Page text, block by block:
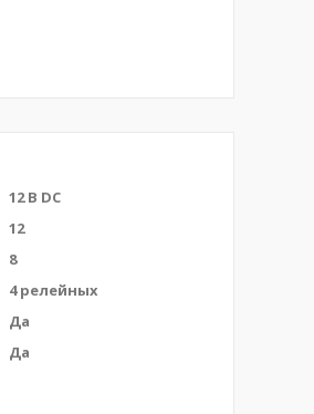
12 В DC
12
8
4 релейных
Да
Да